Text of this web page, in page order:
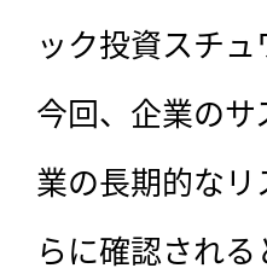
ック投資スチ
今回、企業の
業の長期的な
らに確認され